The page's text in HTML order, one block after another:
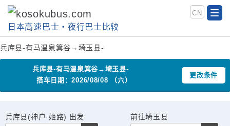
日本高速巴士‧夜行巴士比较
CN
兵库县-有马温泉箕谷→埼玉县-
兵库县-有马温泉箕谷→埼玉县-
搭车日期：2026/08/08 （六）
更改条件
兵库县(神户·姬路) 出发 前往埼玉县